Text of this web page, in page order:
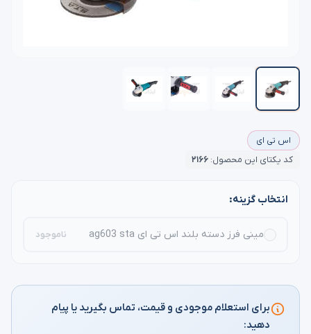
اس تی ای
کد یکتای این محصول: ۲۱۶۶
انتخاب گزینه:
مینی فرز دسته بلند اس تی ای ag603 sta ناموجود
برای استعلام موجودی و قیمت، تماس بگیرید یا پیام
دهید: